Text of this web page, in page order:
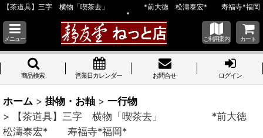
【茶道具】三字 横物「喫茶去」 *前大徳 松濤泰宏* 寿福寺*福岡
*
メニュー ご利用案内 カート
商品検索 営業日カレンダー お問合せ ログイン
ホーム > 掛物・お軸 > 一行物
>
【茶道具】三字 横物「喫茶去」 *前大徳
松濤泰宏* 寿福寺*福岡*